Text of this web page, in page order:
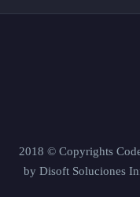
2018 © Copyrights
by Disoft Soluciones